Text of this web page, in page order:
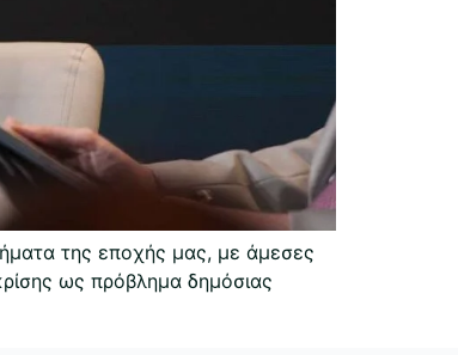
της εποχής μας, με άμεσες
ως πρόβλημα δημόσιας